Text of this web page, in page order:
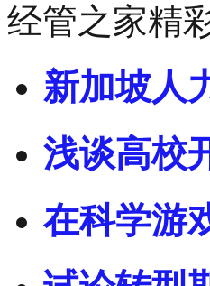
经管之家精
新加坡人
浅谈高校
在科学游